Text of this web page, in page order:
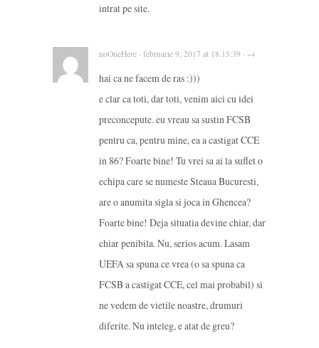
intrat pe site.
noOneHere · februarie 9, 2017 at 18:15:39 · →
hai ca ne facem de ras :)))
e clar ca toti, dar toti, venim aici cu idei
preconcepute. eu vreau sa sustin FCSB
pentru ca, pentru mine, ea a castigat CCE
in 86? Foarte bine! Tu vrei sa ai la suflet o
echipa care se numeste Steaua Bucuresti,
are o anumita sigla si joca in Ghencea?
Foarte bine! Deja situatia devine chiar, dar
chiar penibila. Nu, serios acum. Lasam
UEFA sa spuna ce vrea (o sa spuna ca
FCSB a castigat CCE, cel mai probabil) si
ne vedem de vietile noastre, drumuri
diferite. Nu inteleg, e atat de greu?